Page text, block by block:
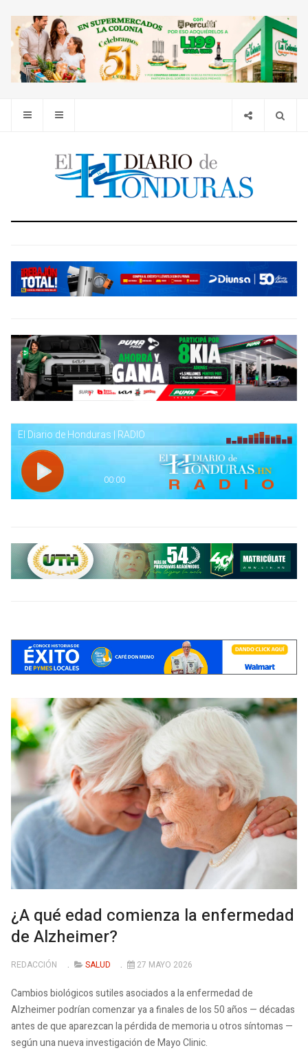
¿A qué edad comienza la enfermedad
de Alzheimer?
REDACCIÓN SALUD 27 MAYO 2026
Cambios biológicos sutiles asociados a la enfermedad de
Alzheimer podrían comenzar ya a finales de los 50 años — décadas
antes de que aparezcan la pérdida de memoria u otros síntomas —
según una nueva investigación de Mayo Clinic.